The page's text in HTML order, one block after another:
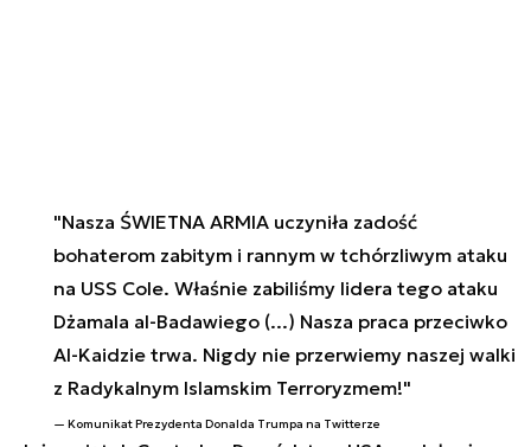
"Nasza ŚWIETNA ARMIA uczyniła zadość
bohaterom zabitym i rannym w tchórzliwym ataku
na USS Cole. Właśnie zabiliśmy lidera tego ataku
Dżamala al-Badawiego (...) Nasza praca przeciwko
Al-Kaidzie trwa. Nigdy nie przerwiemy naszej walki
z Radykalnym Islamskim Terroryzmem!"
Komunikat Prezydenta Donalda Trumpa na Twitterze